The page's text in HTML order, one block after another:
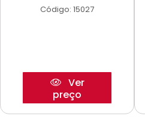
Código: 15027
Ver
preço